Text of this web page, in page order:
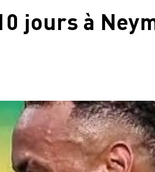
jours à